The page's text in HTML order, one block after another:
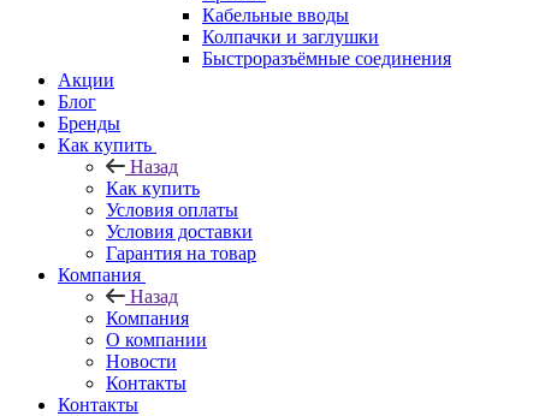
Кабельные вводы
Колпачки и заглушки
Быстроразъёмные соединения
Акции
Блог
Бренды
Как купить
Назад
Как купить
Условия оплаты
Условия доставки
Гарантия на товар
Компания
Назад
Компания
О компании
Новости
Контакты
Контакты